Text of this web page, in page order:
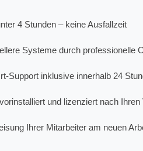
4 Stunden – keine Ausfallzeit
Systeme durch professionelle
Support inklusive innerhalb 24
und lizenziert nach Ihren
Ihrer Mitarbeiter am neuen